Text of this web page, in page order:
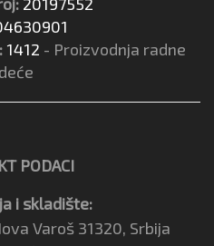
1412 - Proizvodnja radne
PODACI
i skladište:
Varoš 31320, Srbija